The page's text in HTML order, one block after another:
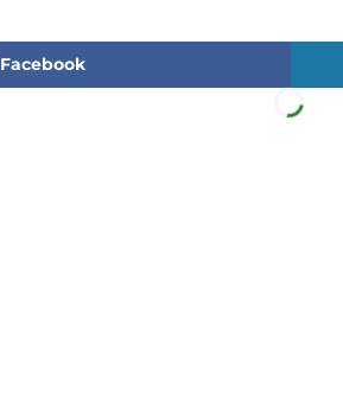
Facebook